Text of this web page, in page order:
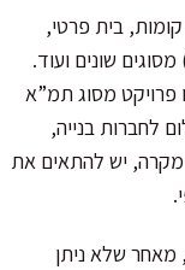
קומות, בית פרטי,
שונים ועוד.
פרויקט מסוג תמ”א
לחברות בנייה,
מקרה, יש להתאים את
מאחר שלא ניתן